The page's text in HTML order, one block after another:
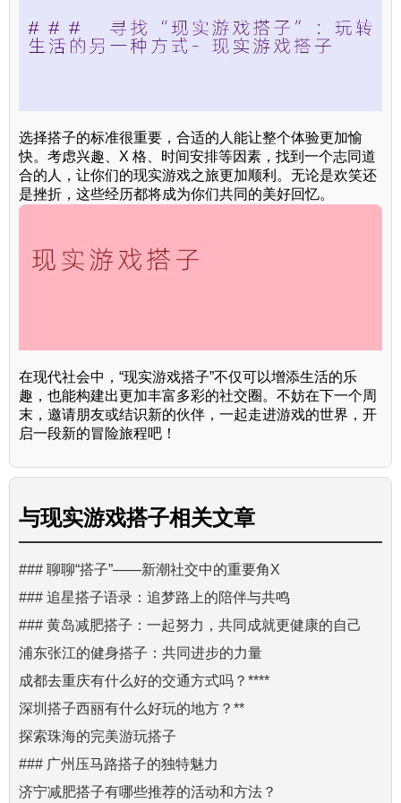
选择搭子的标准很重要，合适的人能让整个体验更加愉
快。考虑兴趣、X 格、时间安排等因素，找到一个志同道
合的人，让你们的现实游戏之旅更加顺利。无论是欢笑还
是挫折，这些经历都将成为你们共同的美好回忆。
在现代社会中，“现实游戏搭子”不仅可以增添生活的乐
趣，也能构建出更加丰富多彩的社交圈。不妨在下一个周
末，邀请朋友或结识新的伙伴，一起走进游戏的世界，开
启一段新的冒险旅程吧！
与现实游戏搭子相关文章
### 聊聊“搭子”——新潮社交中的重要角X
### 追星搭子语录：追梦路上的陪伴与共鸣
### 黄岛减肥搭子：一起努力，共同成就更健康的自己
浦东张江的健身搭子：共同进步的力量
成都去重庆有什么好的交通方式吗？****
深圳搭子西丽有什么好玩的地方？**
探索珠海的完美游玩搭子
### 广州压马路搭子的独特魅力
济宁减肥搭子有哪些推荐的活动和方法？